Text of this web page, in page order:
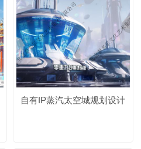
自有IP蒸汽太空城规划设计